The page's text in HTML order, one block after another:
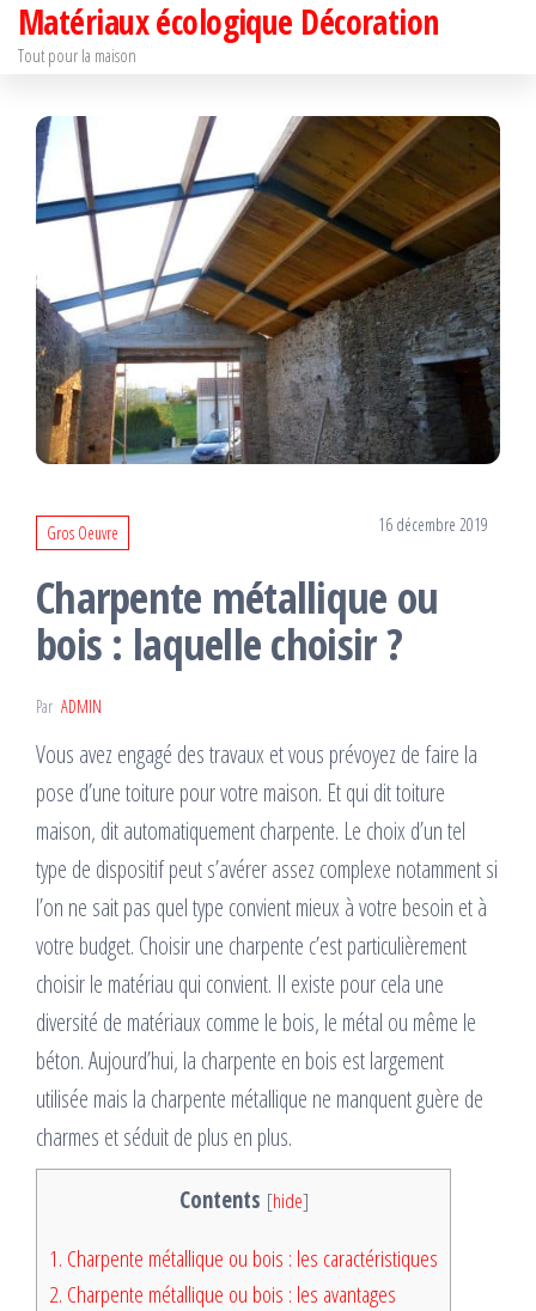
Passer
Matériaux écologique Décoration
Tout pour la maison
Gros Oeuvre 16 décembre 2019
Charpente métallique ou
bois : laquelle choisir ?
Par ADMIN
Vous avez engagé des travaux et vous prévoyez de faire la
pose d’une toiture pour votre maison. Et qui dit toiture
maison, dit automatiquement charpente. Le choix d’un tel
type de dispositif peut s’avérer assez complexe notamment si
l’on ne sait pas quel type convient mieux à votre besoin et à
votre budget. Choisir une charpente c’est particulièrement
choisir le matériau qui convient. Il existe pour cela une
diversité de matériaux comme le bois, le métal ou même le
béton. Aujourd’hui, la charpente en bois est largement
utilisée mais la charpente métallique ne manquent guère de
charmes et séduit de plus en plus.
Contents [hide]
1. Charpente métallique ou bois : les caractéristiques
2. Charpente métallique ou bois : les avantages